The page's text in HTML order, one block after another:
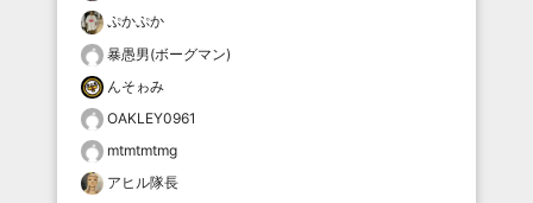
ぷかぷか
暴愚男(ボーグマン)
んそゎみ
OAKLEY0961
mtmtmtmg
アヒル隊長